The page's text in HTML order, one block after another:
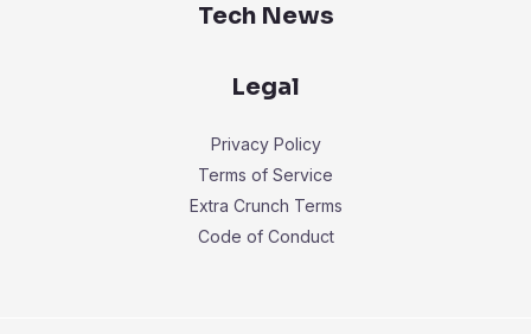
Tech News
Legal
Privacy Policy
Terms of Service
Extra Crunch Terms
Code of Conduct